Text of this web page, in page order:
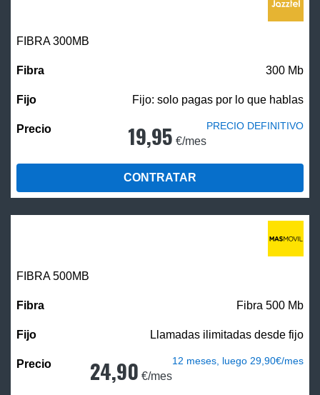
FIBRA 300MB
300 Mb
Fijo: solo pagas por lo que hablas
19,95 €/mes
PRECIO DEFINITIVO
CONTRATAR
FIBRA500MB
Fibra 500 Mb
Llamadas ilimitadas desde fijo
24,90 €/mes
12 meses, luego 29,90€/mes